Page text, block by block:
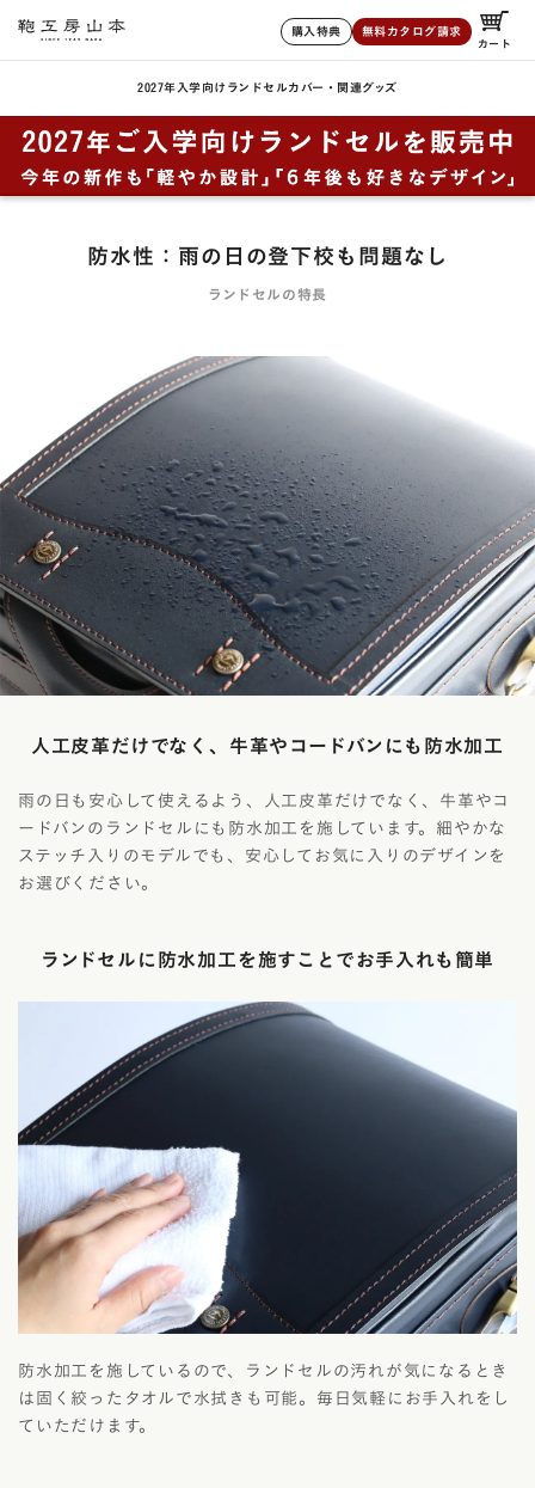
購入特典 無料カタログ請求
カート
2027年入学向けランドセル カバー・関連グッズ
防水性：雨の日の登下校も問題なし
ランドセルの特長
人工皮革だけでなく、牛革やコードバンにも防水加工
雨の日も安心して使えるよう、人工皮革だけでなく、牛革やコ
ードバンのランドセルにも防水加工を施しています。細やかな
ステッチ入りのモデルでも、安心してお気に入りのデザインを
お選びください。
ランドセルに防水加工を施すことでお手入れも簡単
防水加工を施しているので、ランドセルの汚れが気になるとき
は固く絞ったタオルで水拭きも可能。毎日気軽にお手入れをし
ていただけます。